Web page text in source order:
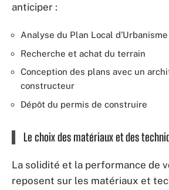
anticiper :
Analyse du Plan Local d’Urbanisme
Recherche et achat du terrain
Conception des plans avec un
constructeur
Dépôt du permis de construire
Le choix des matériaux et des
La solidité et la performance de
reposent sur les matériaux et